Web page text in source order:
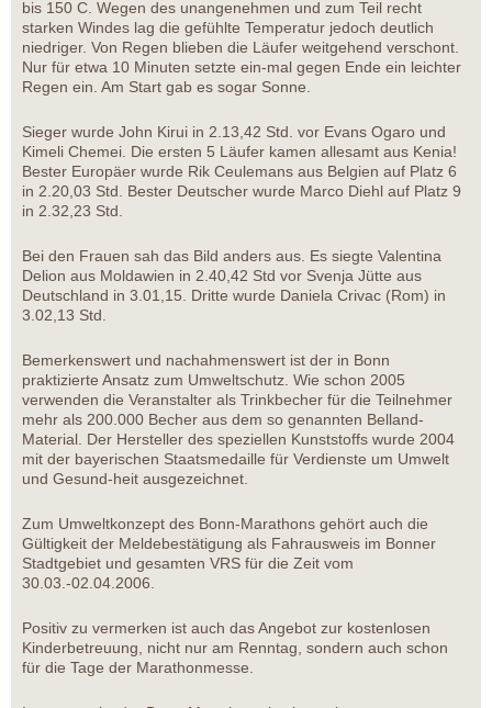
bis 150 C. Wegen des unangenehmen und zum Teil recht
starken Windes lag die gefühlte Temperatur jedoch deutlich
niedriger. Von Regen blieben die Läufer weitgehend verschont.
Nur für etwa 10 Minuten setzte ein-mal gegen Ende ein leichter
Regen ein. Am Start gab es sogar Sonne.
Sieger wurde John Kirui in 2.13,42 Std. vor Evans Ogaro und
Kimeli Chemei. Die ersten 5 Läufer kamen allesamt aus Kenia!
Bester Europäer wurde Rik Ceulemans aus Belgien auf Platz 6
in 2.20,03 Std. Bester Deutscher wurde Marco Diehl auf Platz 9
in 2.32,23 Std.
Bei den Frauen sah das Bild anders aus. Es siegte Valentina
Delion aus Moldawien in 2.40,42 Std vor Svenja Jütte aus
Deutschland in 3.01,15. Dritte wurde Daniela Crivac (Rom) in
3.02,13 Std.
Bemerkenswert und nachahmenswert ist der in Bonn
praktizierte Ansatz zum Umweltschutz. Wie schon 2005
verwenden die Veranstalter als Trinkbecher für die Teilnehmer
mehr als 200.000 Becher aus dem so genannten Belland-
Material. Der Hersteller des speziellen Kunststoffs wurde 2004
mit der bayerischen Staatsmedaille für Verdienste um Umwelt
und Gesund-heit ausgezeichnet.
Zum Umweltkonzept des Bonn-Marathons gehört auch die
Gültigkeit der Meldebestätigung als Fahrausweis im Bonner
Stadtgebiet und gesamten VRS für die Zeit vom
30.03.-02.04.2006.
Positiv zu vermerken ist auch das Angebot zur kostenlosen
Kinderbetreuung, nicht nur am Renntag, sondern auch schon
für die Tage der Marathonmesse.